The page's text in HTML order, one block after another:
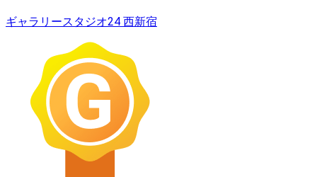
ギャラリースタジオ24 西新宿